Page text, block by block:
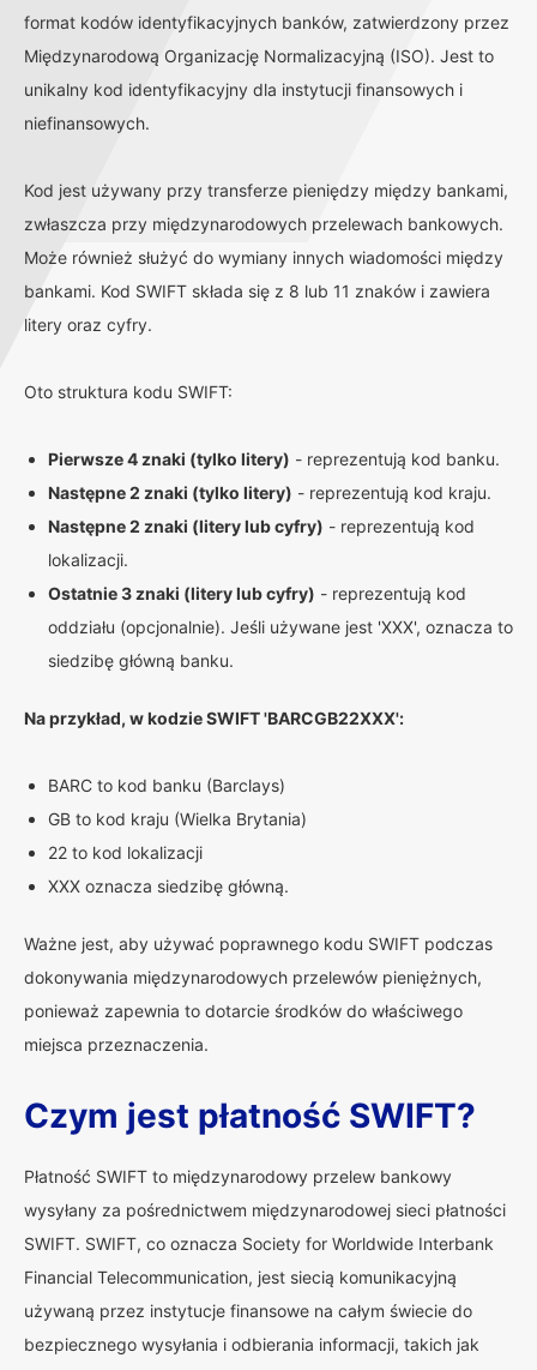
format kodów identyfikacyjnych banków, zatwierdzony przez
Międzynarodową Organizację Normalizacyjną (ISO). Jest to
unikalny kod identyfikacyjny dla instytucji finansowych i
niefinansowych.
Kod jest używany przy transferze pieniędzy między bankami,
zwłaszcza przy międzynarodowych przelewach bankowych.
Może również służyć do wymiany innych wiadomości między
bankami. Kod SWIFT składa się z 8 lub 11 znaków i zawiera
litery oraz cyfry.
Oto struktura kodu SWIFT:
Pierwsze 4 znaki (tylko litery) - reprezentują kod banku.
Następne 2 znaki (tylko litery) - reprezentują kod kraju.
Następne 2 znaki (litery lub cyfry) - reprezentują kod
lokalizacji.
Ostatnie 3 znaki (litery lub cyfry) - reprezentują kod
oddziału (opcjonalnie). Jeśli używane jest 'XXX', oznacza to
siedzibę główną banku.
Na przykład, w kodzie SWIFT 'BARCGB22XXX':
BARC to kod banku (Barclays)
GB to kod kraju (Wielka Brytania)
22 to kod lokalizacji
XXX oznacza siedzibę główną.
Ważne jest, aby używać poprawnego kodu SWIFT podczas
dokonywania międzynarodowych przelewów pieniężnych,
ponieważ zapewnia to dotarcie środków do właściwego
miejsca przeznaczenia.
Czym jest płatność SWIFT?
Płatność SWIFT to międzynarodowy przelew bankowy
wysyłany za pośrednictwem międzynarodowej sieci płatności
SWIFT. SWIFT, co oznacza Society for Worldwide Interbank
Financial Telecommunication, jest siecią komunikacyjną
używaną przez instytucje finansowe na całym świecie do
bezpiecznego wysyłania i odbierania informacji, takich jak